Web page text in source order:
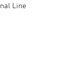
Line